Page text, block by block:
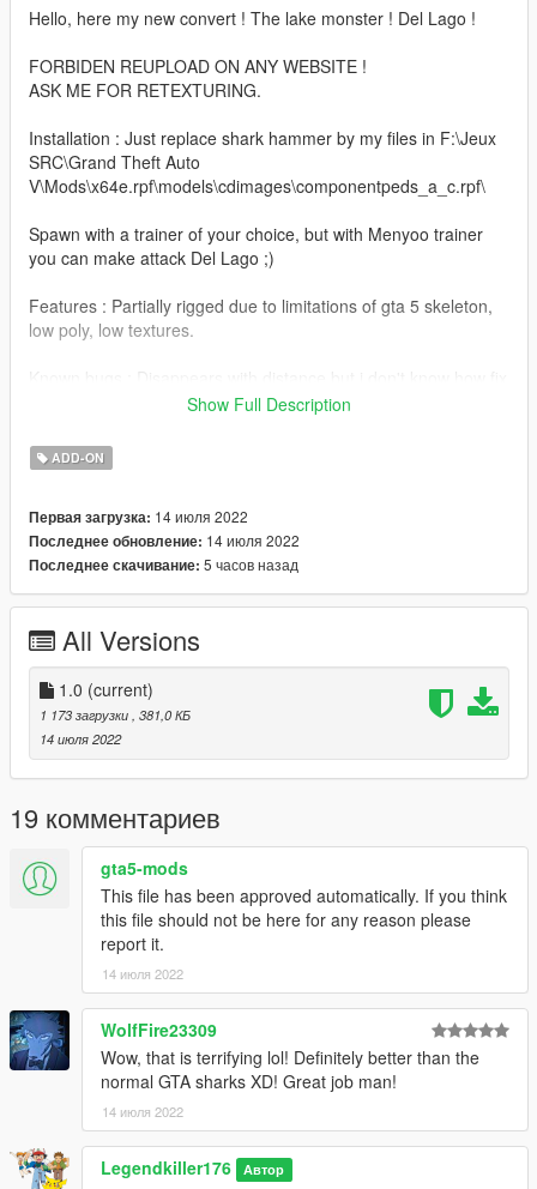
Hello, here my new convert ! The lake monster ! Del Lago !
FORBIDEN REUPLOAD ON ANY WEBSITE !
ASK ME FOR RETEXTURING.
Installation : Just replace shark hammer by my files in F:\Jeux
SRC\Grand Theft Auto
V\Mods\x64e.rpf\models\cdimages\componentpeds_a_c.rpf\
Spawn with a trainer of your choice, but with Menyoo trainer
you can make attack Del Lago ;)
Features : Partially rigged due to limitations of gta 5 skeleton,
low poly, low textures.
that. If someone can help me for that.
French :
Salut ! Voici ma nouvelle conversion pour GTA5, le monstre du
Installation : Dans OpenIV allez dans Grand Theft Auto
V\Mods\x64e.rpf\models\cdimages\componentpeds_a_c.rpf\
puis remplacez tout les fichiers par les miens, voila c'est tout !
Faites apparaitre en jeu avec le trainer de votre choix, si vous
le faites spawn avec Menyoo vous pouvez le faire attaquer en
appuyant sur la touche attaque.
Caractéristiques : Partiellement animé, je n'ai pas pu faire
mieux à cause des limitations des squelettes de GTA 5.
Bugs connus : Petit bugs de disparition avec l'éloignement,
mais je ne sais pas comment le régler, si quelqu'un connait la
solution je suis preneur ;) .
Amusez vous bien !
3D models from RE4 extract by : Maxim
Converted and rigged for GTA 5 : Me
Show Full Description
ADD-ON
Первая загрузка: 14 июля 2022
Последнее обновление: 14 июля 2022
Последнее скачивание: 5 часов назад
All Versions
1.0 (current)
1 173 загрузки , 381,0 КБ
14 июля 2022
19 комментариев
gta5-mods
This file has been approved automatically. If you think
this file should not be here for any reason please
report it.
14 июля 2022
WolfFire23309
Wow, that is terrifying lol! Definitely better than the
normal GTA sharks XD! Great job man!
14 июля 2022
Legendkiller176 Автор